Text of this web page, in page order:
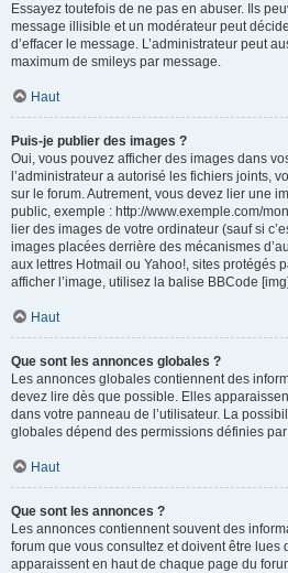
Essayez toutefois de ne pas en abuser. Ils
message illisible et un modérateur peut
d’effacer le message. L’administrateur peut
maximum de smileys par message.
Haut
Puis-je publier des images ?
Oui, vous pouvez afficher des images dans
l’administrateur a autorisé les fichiers joints,
sur le forum. Autrement, vous devez lier une
public, exemple : http://www.exemple.com/
lier des images de votre ordinateur (sauf si
images placées derrière des mécanismes
aux lettres Hotmail ou Yahoo!, sites protégés
afficher l’image, utilisez la balise BBCode
Haut
Que sont les annonces globales ?
Les annonces globales contiennent des
devez lire dès que possible. Elles
dans votre panneau de l’utilisateur. La
globales dépend des permissions définies par
Haut
Que sont les annonces ?
Les annonces contiennent souvent des
forum que vous consultez et doivent être
apparaissent en haut de chaque page du